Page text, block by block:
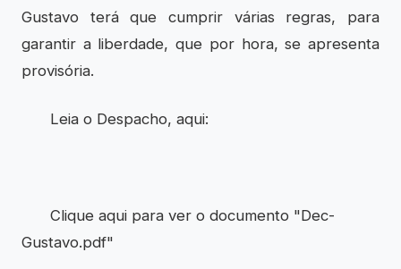
Gustavo terá que cumprir várias regras, para
garantir a liberdade, que por hora, se apresenta
provisória.
Leia o Despacho, aqui:
Clique aqui para ver o documento "Dec-
Gustavo.pdf"